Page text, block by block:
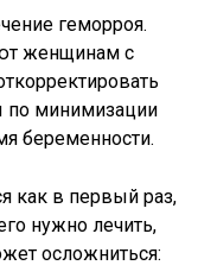
геморроя.
женщинам с
по минимизации
беременности.
как в первый раз,
нужно лечить,
осложниться: